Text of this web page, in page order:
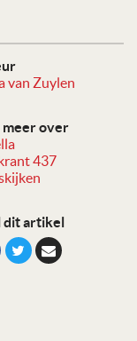
van Zuylen
meer over
437
dit artikel